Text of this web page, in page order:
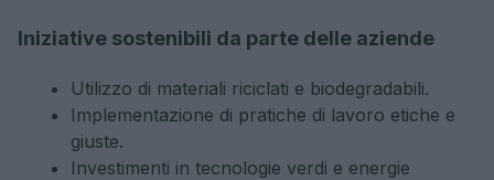
Iniziative sostenibili da parte delle aziende
Utilizzo di materiali riciclati e biodegradabili.
Implementazione di pratiche di lavoro etiche e
giuste.
Investimenti in tecnologie verdi e energie